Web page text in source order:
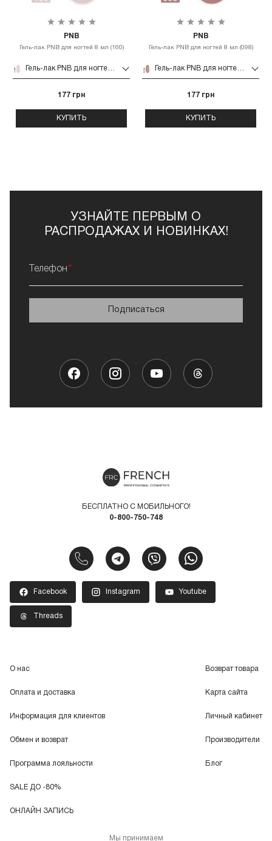
PNB
Гель-лак PNB для ногтей 8 мл (160)
Гель-лак PNB для ногтей 8 мл (160)
177 грн
КУПИТЬ
PNB
Гель-лак PNB для ногтей 8 мл (098)
Гель-лак PNB для ногтей 8 мл (098)
177 грн
КУПИТЬ
УЗНАЙТЕ ПЕРВЫМ О
РАСПРОДАЖАХ И НОВИНКАХ!
Телефон
Подписаться
БЕСПЛАТНО С МОБИЛЬНОГО!
0-800-750-748
Facebook Instagram Youtube
Threads
О нас
Оплата и доставка
Информация для клиентов
Обмен и возврат
Программа лояльности
SALE ДО -80%
ОНЛАЙН ЗАПИСЬ
Возврат товара
Карта сайта
Личный кабинет
Производители
Блог
Мы принимаем